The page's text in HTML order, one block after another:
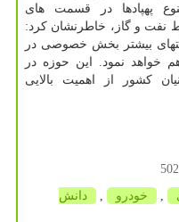
پهپادها در قسمت های
نفت و گاز، خاطرنشان کرد:
بیشتر بخش خصوصی در
خواهد نمود. این حوزه در
کشور از اهمیت بالایی
502
, خودرو ,
دانش